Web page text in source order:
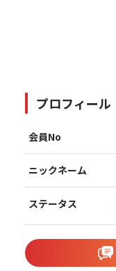
プロフィール
会員No
ニックネーム
ステータス